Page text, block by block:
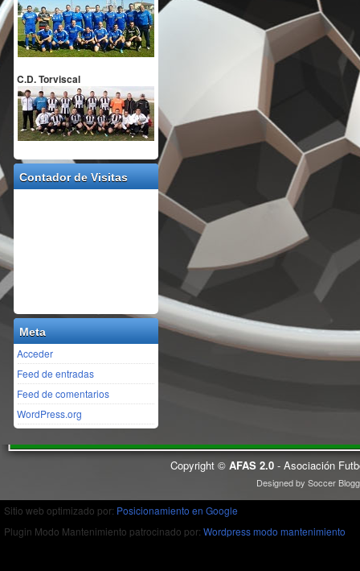
C.D. Torviscal
Contador de Visitas
Meta
Acceder
Feed de entradas
Feed de comentarios
WordPress.org
Copyright © AFAS 2.0 - Asociación
Designed bySoccer
Sitio web optimizado por: Posicionamiento en Google
Plugin Modo Mantenimiento patrocinado por: Wordpress modo mantenimiento